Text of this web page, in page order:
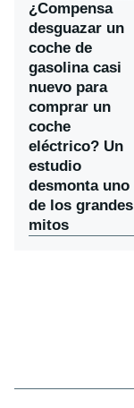
¿Compensa
desguazar un
coche de
gasolina casi
nuevo para
comprar un
coche
eléctrico? Un
estudio
desmonta uno
de los grandes
mitos